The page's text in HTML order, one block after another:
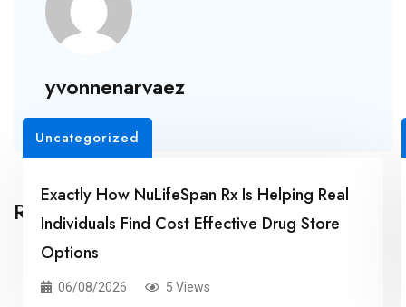
yvonnenarvaez
Related Posts
Uncategorized
Exactly How NuLifeSpan Rx Is Helping Real
Individuals Find Cost Effective Drug Store
Options
06/08/2026 5 Views